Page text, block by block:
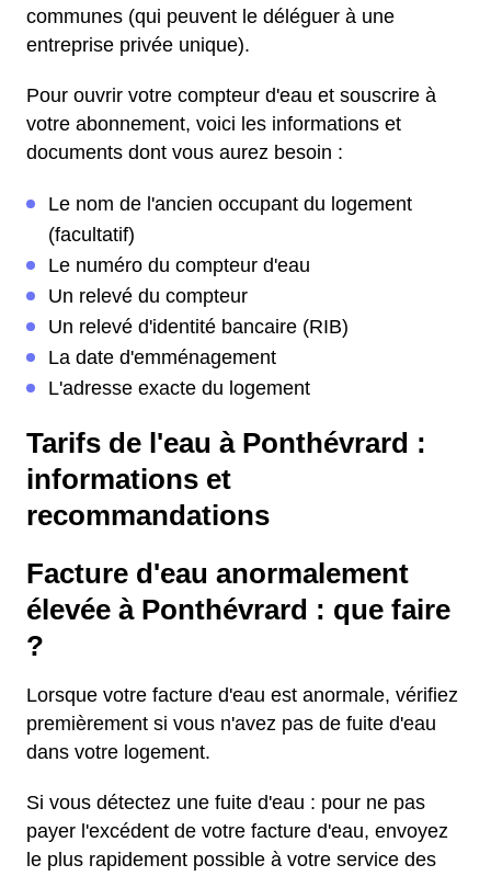
communes (qui peuvent le déléguer à une
entreprise privée unique).
Pour ouvrir votre compteur d'eau et souscrire à
votre abonnement, voici les informations et
documents dont vous aurez besoin :
Le nom de l'ancien occupant du logement
(facultatif)
Le numéro du compteur d'eau
Un relevé du compteur
Un relevé d'identité bancaire (RIB)
La date d'emménagement
L'adresse exacte du logement
Tarifs de l'eau à Ponthévrard :
informations et
recommandations
Facture d'eau anormalement
élevée à Ponthévrard : que faire
?
Lorsque votre facture d'eau est anormale, vérifiez
premièrement si vous n'avez pas de fuite d'eau
dans votre logement.
Si vous détectez une fuite d'eau : pour ne pas
payer l'excédent de votre facture d'eau, envoyez
le plus rapidement possible à votre service des